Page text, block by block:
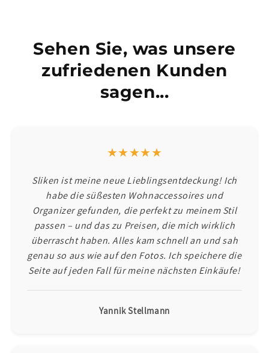
Sehen Sie, was unsere
zufriedenen Kunden
sagen...
★★★★★
Sliken ist meine neue Lieblingsentdeckung! Ich
habe die süßesten Wohnaccessoires und
Organizer gefunden, die perfekt zu meinem Stil
passen – und das zu Preisen, die mich wirklich
überrascht haben. Alles kam schnell an und sah
genau so aus wie auf den Fotos. Ich speichere die
Seite auf jeden Fall für meine nächsten Einkäufe!
Yannik Stellmann